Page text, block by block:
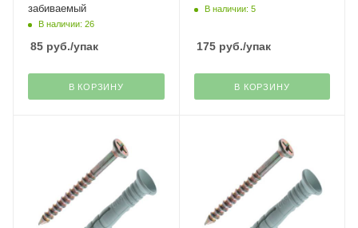
забиваемый
В наличии: 26
85 руб./упак
В КОРЗИНУ
В наличии: 5
175руб./упак
В КОРЗИНУ